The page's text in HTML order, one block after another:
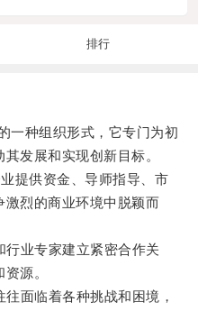
排行
种组织形式，它专门为初
发展和实现创新目标。
供资金、导师指导、市
激烈的商业环境中脱颖而
业专家建立紧密合作关
源。
面临着各种挑战和困境，